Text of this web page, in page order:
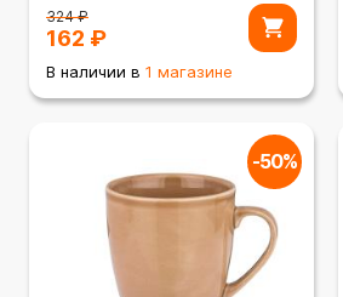
324₽
162 ₽
В наличии в 1 магазине
-50%